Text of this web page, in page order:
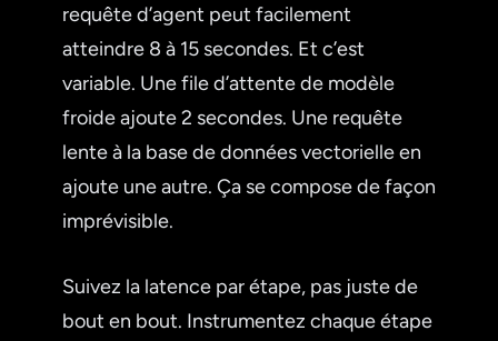
requête d’agent peut facilement
atteindre 8 à 15 secondes. Et c’est
variable. Une file d’attente de modèle
froide ajoute 2 secondes. Une requête
lente à la base de données vectorielle en
ajoute une autre. Ça se compose de façon
imprévisible.
Suivez la latence par étape, pas juste de
bout en bout. Instrumentez chaque étape